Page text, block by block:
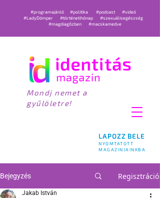
LAPOZZ BELE
NYOMTATOTT
MAGAZINJAINKBA
#programajánló #politika #podcast
#videó
#LadyDömper
#történetihónap
#szexuálisegészség
#magdiagőzben
#macskamedve
Mondj nemet a
gyűlöletre!
Bejegyzés Regisztráció
Jakab István